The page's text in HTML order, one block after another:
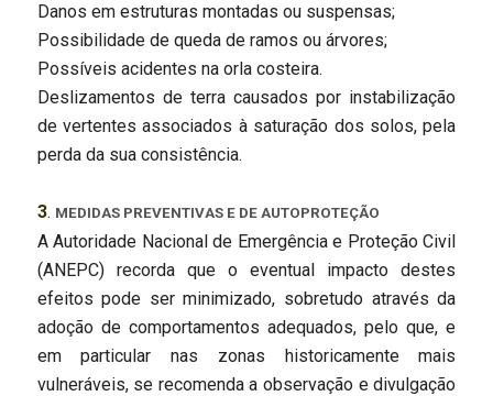
Danos em estruturas montadas ou suspensas;
Possibilidade de queda de ramos ou árvores;
Possíveis acidentes na orla costeira.
Deslizamentos de terra causados por instabilização
de vertentes associados à saturação dos solos, pela
perda da sua consistência.
3. MEDIDAS PREVENTIVAS E DE AUTOPROTEÇÃO
A Autoridade Nacional de Emergência e Proteção Civil
(ANEPC) recorda que o eventual impacto destes
efeitos pode ser minimizado, sobretudo através da
adoção de comportamentos adequados, pelo que, e
em particular nas zonas historicamente mais
vulneráveis, se recomenda a observação e divulgação